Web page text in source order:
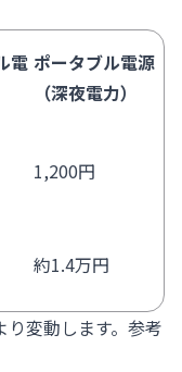
電 ポータブル電源
（深夜電力）
1,200円
約1.4万円
変動します。参考